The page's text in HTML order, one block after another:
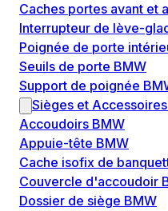
Caches portes avant et
Interrupteur de lève-
Poignée de porte
Seuils de porte BMW
Support de poignée
Sièges et
Accoudoirs BMW
Appuie-tête BMW
Cache isofix de
Couvercle d'accoudoir
Dossier de siège BMW